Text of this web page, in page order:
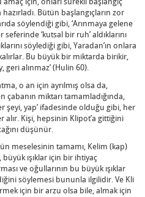
Anlama Gelir
Geçirmişti" İfadesi Nedir?
Ne Anlama Gelir
Ne Demektir?
Sebebi Nedir?
Anlama Gelir?
Bütün başlangıçların zor
söylendiği gibi, ‘Arınmaya gelene
seferinde ‘kutsal bir ruh’ aldıklarını
söylediği gibi, Yaradan’ın onlara
Bu büyük bir miktarda birikir,
geri alınmaz’ (Hulin 60).
o an için ayrılmış olsa da,
miktarı tamamladığında,
şeyi, yap’ ifadesinde olduğu gibi, her
alır. Kişi, hepsinin Klipot’a gittiğini
düşünür.
meselesinin tamamı, Kelim (kap)
ışıklar için bir ihtiyaç
ve oğullarının bu büyük ışıklar
söylemesi bununla ilgilidir. Ve Kli
için bir arzu olsa bile, almak için